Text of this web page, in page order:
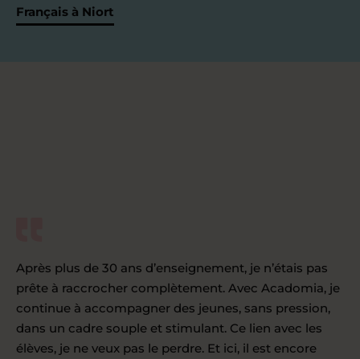
Français à Niort
Après plus de 30 ans d’enseignement, je n’étais pas
prête à raccrocher complètement. Avec Acadomia, je
continue à accompagner des jeunes, sans pression,
dans un cadre souple et stimulant. Ce lien avec les
élèves, je ne veux pas le perdre. Et ici, il est encore